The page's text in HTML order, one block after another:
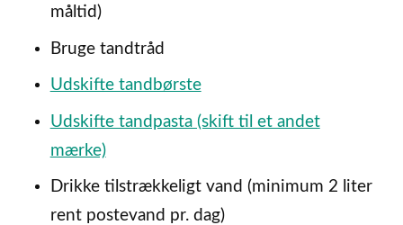
måltid)
Bruge tandtråd
Udskifte tandbørste
Udskifte tandpasta (skift til et andet
mærke)
Drikke tilstrækkeligt vand (minimum 2 liter
rent postevand pr. dag)